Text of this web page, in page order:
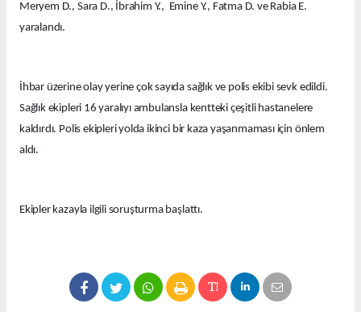
Meryem D., Sara D., İbrahim Y., Emine Y., Fatma D. ve Rabia E.
yaralandı.
İhbar üzerine olay yerine çok sayıda sağlık ve polis ekibi sevk edildi.
Sağlık ekipleri 16 yaralıyı ambulansla kentteki çeşitli hastanelere
kaldırdı. Polis ekipleri yolda ikinci bir kaza yaşanmaması için önlem
aldı.
Ekipler kazayla ilgili soruşturma başlattı.